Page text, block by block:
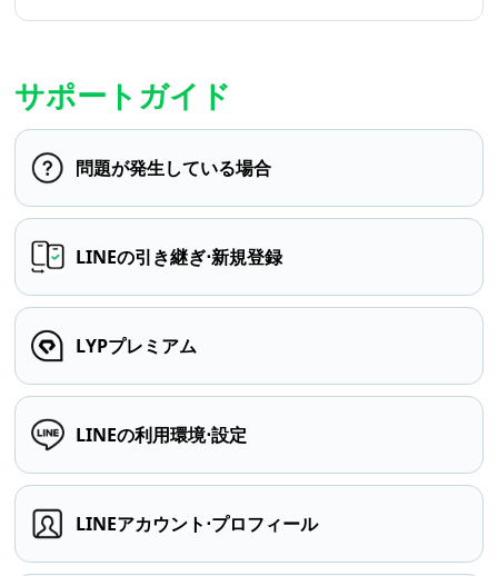
サポートガイド
問題が発生している場合
LINEの引き継ぎ⋅新規登録
LYPプレミアム
LINEの利用環境⋅設定
LINEアカウント⋅プロフィール